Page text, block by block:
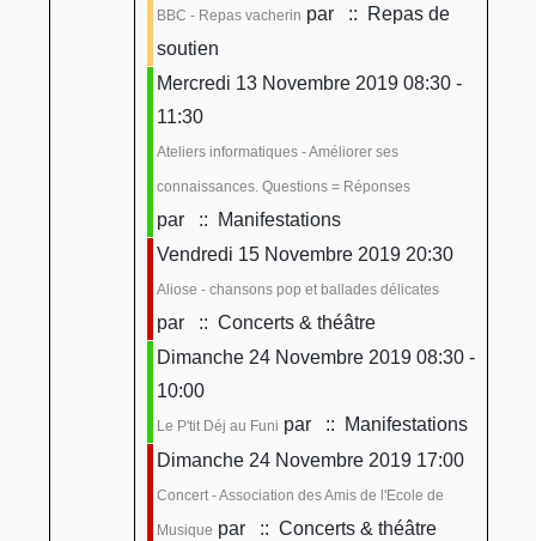
BBC - Repas vacherin par
:: Repas de
soutien
Mercredi 13 Novembre 2019 08:30 -
11:30
Ateliers informatiques - Améliorer ses
connaissances. Questions = Réponses
par
:: Manifestations
Vendredi 15 Novembre 2019 20:30
Aliose - chansons pop et ballades délicates
par
:: Concerts & théâtre
Dimanche 24 Novembre 2019 08:30 -
10:00
Le P'tit Déj au Funi par
:: Manifestations
Dimanche 24 Novembre 2019 17:00
Concert - Association des Amis de l'Ecole de
Musique par
:: Concerts & théâtre